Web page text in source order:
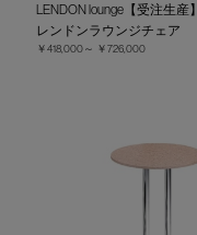
LENDON lounge【受注生産】
レンドンラウンジチェア
￥418,000～ ￥726,000